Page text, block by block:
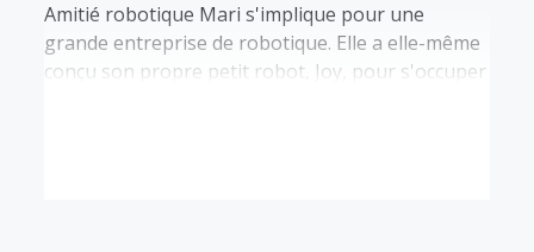
Amitié robotique Mari s'implique pour une
grande entreprise de robotique. Elle a elle-même
conçu son propre petit robot, Joy, pour s'occuper